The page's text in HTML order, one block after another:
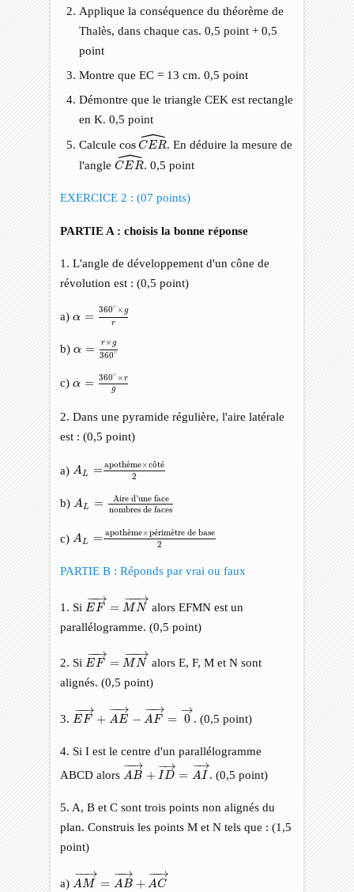
Applique la conséquence du théorème de
Thalès, dans chaque cas. 0,5 point + 0,5
point
Montre que EC = 13 cm. 0,5 point
Démontre que le triangle CEK est rectangle
en K. 0,5 point
Calculecos ˆ
CER
CER^
. En déduire la mesure de
l'angle ˆ
CER
CER^
. 0,5 point
EXERCICE 2 : (07 points)
PARTIE A : choisis la bonne réponse
1. L'angle de développement d'un cône de
révolution est : (0,5 point)
a)α = 360∘ × g
r
360∘×gr
b)α = r×g
360∘
g360
c)α = 360∘ × r
g
360∘×rg
2. Dans une pyramide régulière, l'aire latérale
est : (0,5 point)
a)AL = apothème×côté
2
apothème côté
b)AL =
Aire d'une face
nombres de faces
Aire d'une face
c)AL = apothème×périmètre de base
2
apothème périmètre de base
PARTIE B : Réponds par vrai ou faux
1. Si
−
−→
EF =
−−−→
MN
→
→
alors EFMN est un
parallélogramme. (0,5 point)
2. Si
−
−→
EF =
−−−→
MN
→
→
alors E, F, M et N sont
alignés. (0,5 point)
3.
−
−→
EF +
−
−→
AE −
−
−→
AF =
→
0
→ → F→
→
. (0,5 point)
4. Si I est le centre d'un parallélogramme
ABCD alors
−
−→
AB +
−→
ID =
−→
AI
B D → I
. (0,5 point)
5. A, B et C sont trois points non alignés du
plan. Construis les points M et N tels que : (1,5
point)
a)
−−→
AM =
−
−→
AB +
−
−→
AC
→ B C